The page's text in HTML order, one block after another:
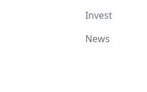
Invest
News